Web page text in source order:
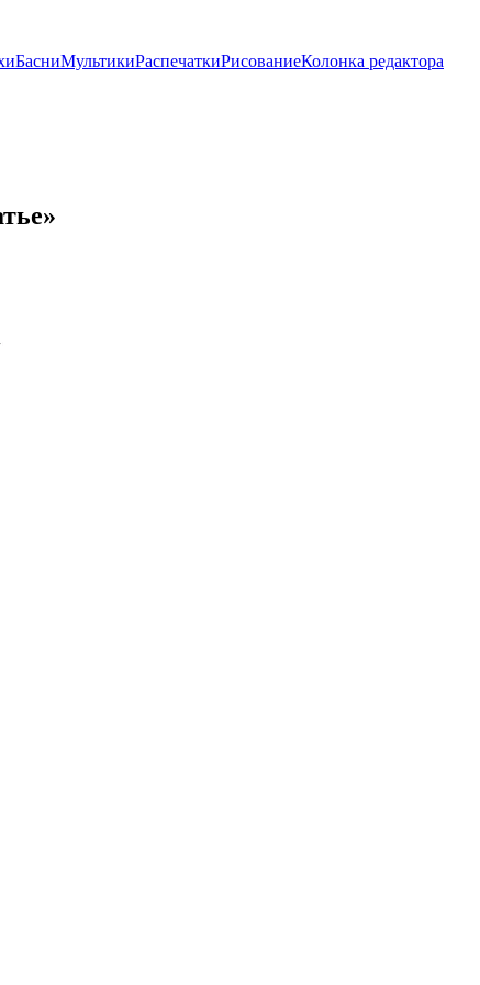
БасниМультикиРаспечаткиРисованиеКолонка редактора